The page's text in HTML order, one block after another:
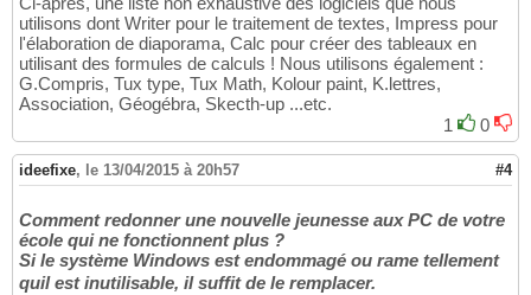
utilisons dont Writer pour le traitement de textes, Impress pour
l'élaboration de diaporama, Calc pour créer des tableaux en
utilisant des formules de calculs ! Nous utilisons également :
G.Compris, Tux type, Tux Math, Kolour paint, K.lettres,
Association, Géogébra, Skecth-up ...etc.
1
0
ideefixe, le 13/04/2015 à 20h57 #4
Comment redonner une nouvelle jeunesse aux PC de votre
école qui ne fonctionnent plus ?
Si le système Windows est endommagé ou rame tellement
quil est inutilisable, il suffit de le remplacer.